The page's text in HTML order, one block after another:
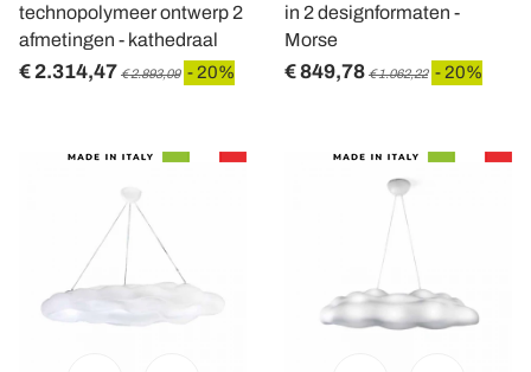
technopolymeer ontwerp 2
afmetingen - kathedraal
€ 2.314,47 € 2.893,09 - 20%
in 2 designformaten -
Morse
€ 849,78 € 1.062,22 - 20%